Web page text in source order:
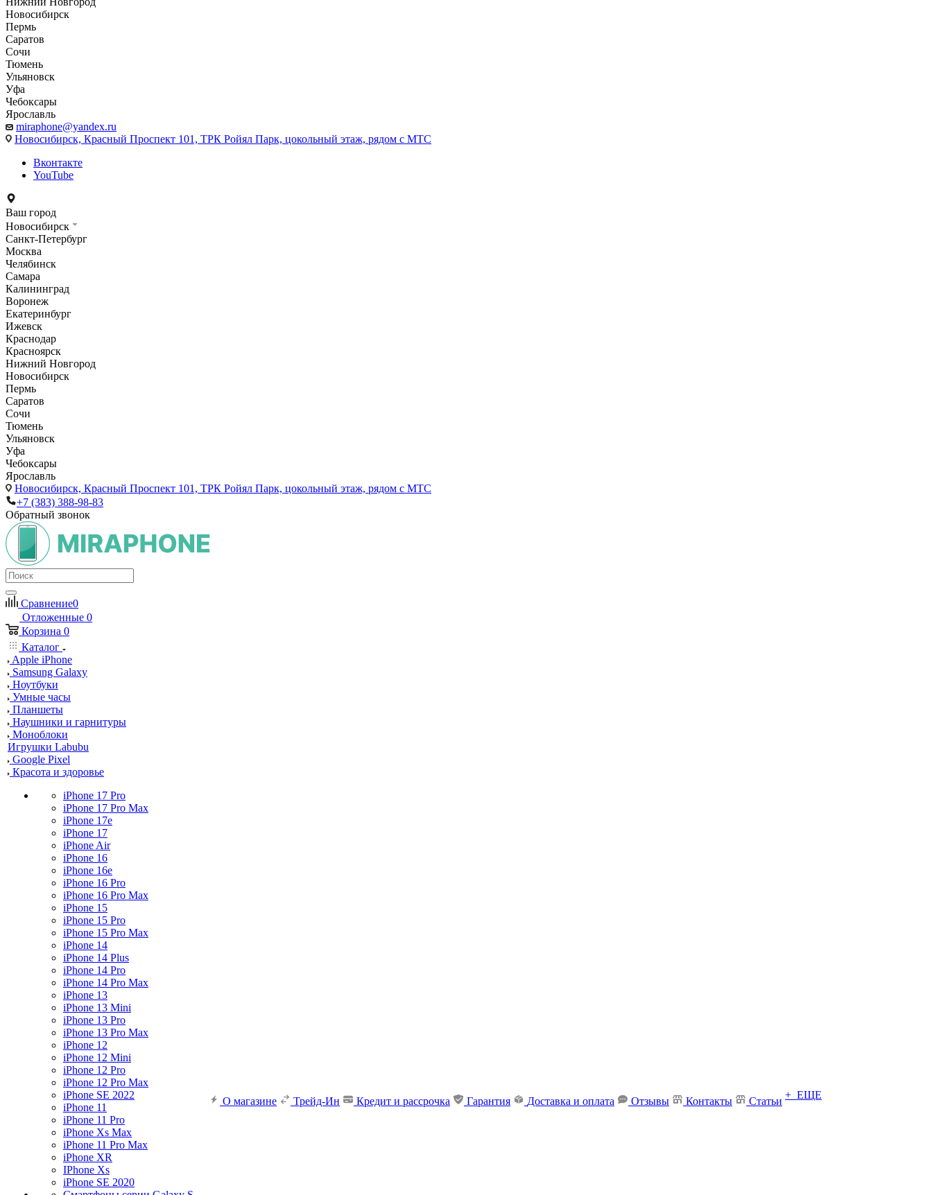
Новосибирск
Пермь
Саратов
Сочи
Тюмень
Ульяновск
Уфа
Чебоксары
Ярославль
miraphone@yandex.ru
Новосибирск, Красный Проспект 101, ТРК Ройял Парк, цокольный этаж, рядом с МТС
Вконтакте
YouTube
Ваш город
Новосибирск
Санкт-Петербург
Москва
Челябинск
Самара
Калининград
Воронеж
Екатеринбург
Ижевск
Краснодар
Красноярск
Нижний Новгород
Новосибирск
Пермь
Саратов
Сочи
Тюмень
Ульяновск
Уфа
Чебоксары
Ярославль
Новосибирск, Красный Проспект 101, ТРК Ройял Парк, цокольный этаж, рядом с МТС
+7 (383) 388-98-83
Обратный звонок
Сравнение0
Отложенные 0
Корзина 0
Каталог
Apple iPhone
Samsung Galaxy
Ноутбуки
Умные часы
Планшеты
Наушники и гарнитуры
Моноблоки
Игрушки Labubu
Google Pixel
Красота и здоровье
iPhone 17 Pro
iPhone 17 Pro Max
iPhone 17e
iPhone 17
iPhone Air
iPhone 16
iPhone 16e
iPhone 16 Pro
iPhone 16 Pro Max
iPhone 15
iPhone 15 Pro
iPhone 15 Pro Max
iPhone 14
iPhone 14 Plus
iPhone 14 Pro
iPhone 14 Pro Max
iPhone 13
iPhone 13 Mini
iPhone 13 Pro
iPhone 13 Pro Max
iPhone 12
iPhone 12 Mini
iPhone 12 Pro
iPhone 12 Pro Max
iPhone SE 2022
iPhone 11
iPhone 11 Pro
iPhone Xs Max
iPhone 11 Pro Max
iPhone XR
IPhone Xs
iPhone SE 2020
О магазине Трейд-Ин Кредит и рассрочка Гарантия Доставка и оплата Отзывы Контакты Статьи
+ ЕЩЕ